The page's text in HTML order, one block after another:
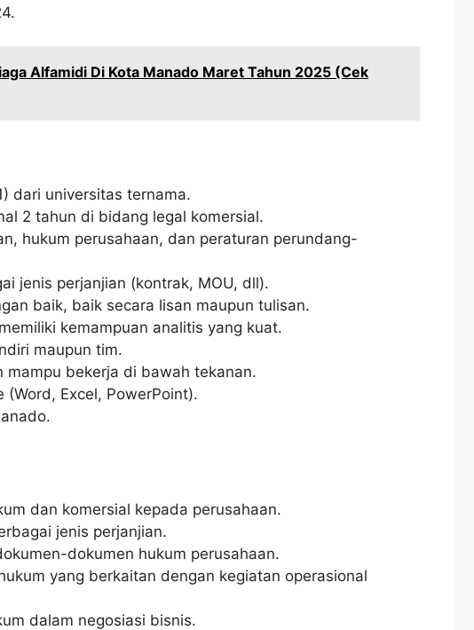
Alfamidi Di Kota Manado Maret Tahun 2025 (Cek
dari universitas ternama.
2 tahun di bidang legal komersial.
hukum perusahaan, dan peraturan perundang-
jenis perjanjian (kontrak, MOU, dll).
baik, baik secara lisan maupun tulisan.
kemampuan analitis yang kuat.
maupun tim.
mampu bekerja di bawah tekanan.
Excel, PowerPoint).
dan komersial kepada perusahaan.
jenis perjanjian.
dokumen hukum perusahaan.
yang berkaitan dengan kegiatan operasional
dalam negosiasi bisnis.